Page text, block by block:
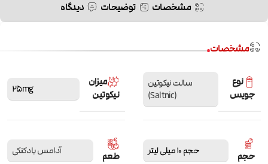
مشخصات توضیحات دیدگاه
مشخصات
نوع
جویس
سالت نیکوتین
(Saltnic)
میزان
نیکوتین
25mg
حجم حجم 10 میلی لیتر طعم آدامس بادکنکی